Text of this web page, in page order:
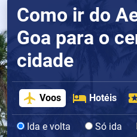
Como ir do
Goa para o
cidade
Voos Hotéis
Ida e volta Só ida